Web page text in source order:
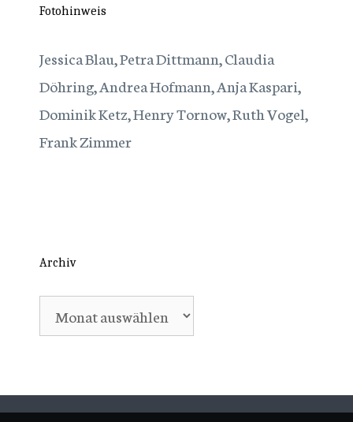
Fotohinweis
Jessica Blau, Petra Dittmann, Claudia
Döhring, Andrea Hofmann, Anja Kaspari,
Dominik Ketz, Henry Tornow, Ruth Vogel,
Frank Zimmer
Archiv
Archiv